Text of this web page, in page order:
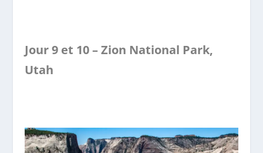
Jour 9 et 10 – Zion National Park,
Utah